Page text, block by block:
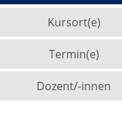
Kursort(e)
Termin(e)
Dozent/-innen